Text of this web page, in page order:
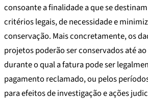
consoante a finalidade a que se
critérios legais, de necessidade e
conservação. Mais concretamente, os
projetos poderão ser conservados até
durante o qual a fatura pode ser
pagamento reclamado, ou pelos
para efeitos de investigação e ações